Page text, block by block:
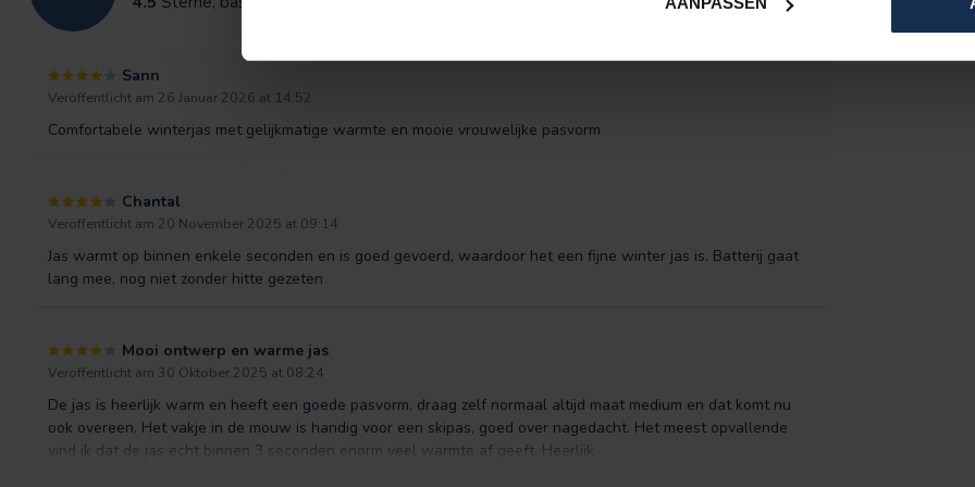
Sann
Veröffentlicht am 26 Januar 2026 at 14:52
Comfortabele winterjas met gelijkmatige warmte en mooie vrouwelijke pasvorm
Chantal
Veröffentlicht am 20 November 2025 at 09:14
Jas warmt op binnen enkele seconden en is goed gevoerd, waardoor het een fijne winter jas is. Batterij gaat
lang mee, nog niet zonder hitte gezeten
Mooi ontwerp en warme jas
Veröffentlicht am 30 Oktober 2025 at 08:24
De jas is heerlijk warm en heeft een goede pasvorm, draag zelf normaal altijd maat medium en dat komt nu
ook overeen. Het vakje in de mouw is handig voor een skipas, goed over nagedacht. Het meest opvallende
vind ik dat de jas echt binnen 3 seconden enorm veel warmte af geeft. Heerlijk